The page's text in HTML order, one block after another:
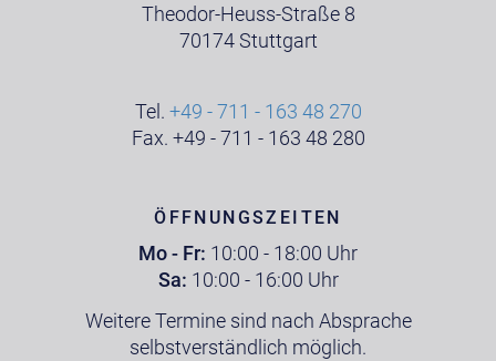
Theodor-Heuss-Straße 8
70174 Stuttgart
Tel. +49 - 711 - 163 48 270
Fax. +49 - 711 - 163 48 280
ÖFFNUNGSZEITEN
Mo - Fr: 10:00 - 18:00 Uhr
Sa: 10:00 - 16:00 Uhr
Weitere Termine sind nach Absprache
selbstverständlich möglich.